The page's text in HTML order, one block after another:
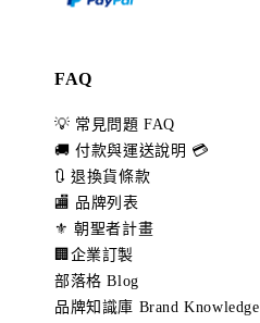
FAQ
💡 常見問題 FAQ
🚚 付款與運送說明 💳
🔃 退換貨條款
🏬 品牌列表
⚜️ 朝聖者計畫
🏢企業訂製
部落格 Blog
品牌知識庫 Brand Knowledge